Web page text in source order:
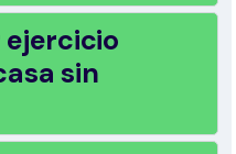
ejercicio
sin